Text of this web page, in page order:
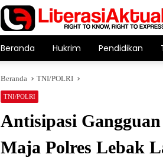
Beranda Hukrim Pendidikan
Beranda TNI/POLRI
TNI/POLRI
Antisipasi
Maja Polres Lebak